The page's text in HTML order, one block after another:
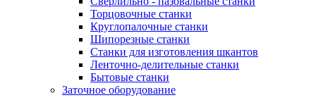
Торцовочные станки
Круглопалочные станки
Шипорезные станки
Станки для изготовления шкантов
Ленточно-делительные станки
Бытовые станки
Заточное оборудование